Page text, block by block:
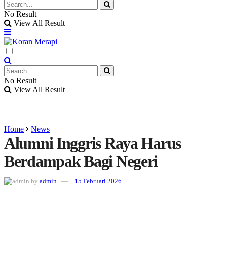
No Result
View All Result
No Result
View All Result
Home News
Alumni Inggris Raya Harus
Berdampak Bagi Negeri
by admin 15 Februari 2026